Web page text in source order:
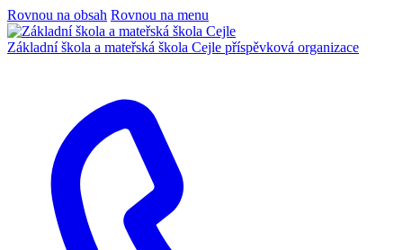
Rovnou na obsah Rovnou na menu
Základní škola a mateřská škola Cejle příspěvková organizace